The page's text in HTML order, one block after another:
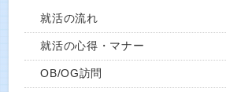
就活の流れ
就活の心得・マナー
OB/OG訪問